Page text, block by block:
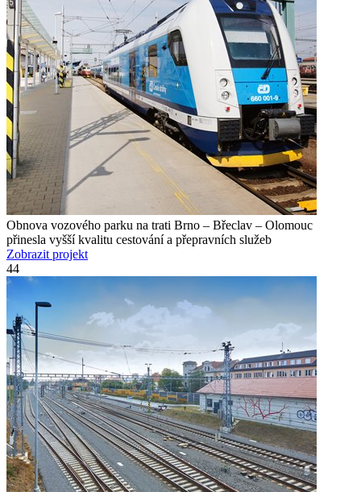
Obnova vozového parku na trati Brno – Břeclav – Olomouc
přinesla vyšší kvalitu cestování a přepravních služeb
Zobrazit projekt
44